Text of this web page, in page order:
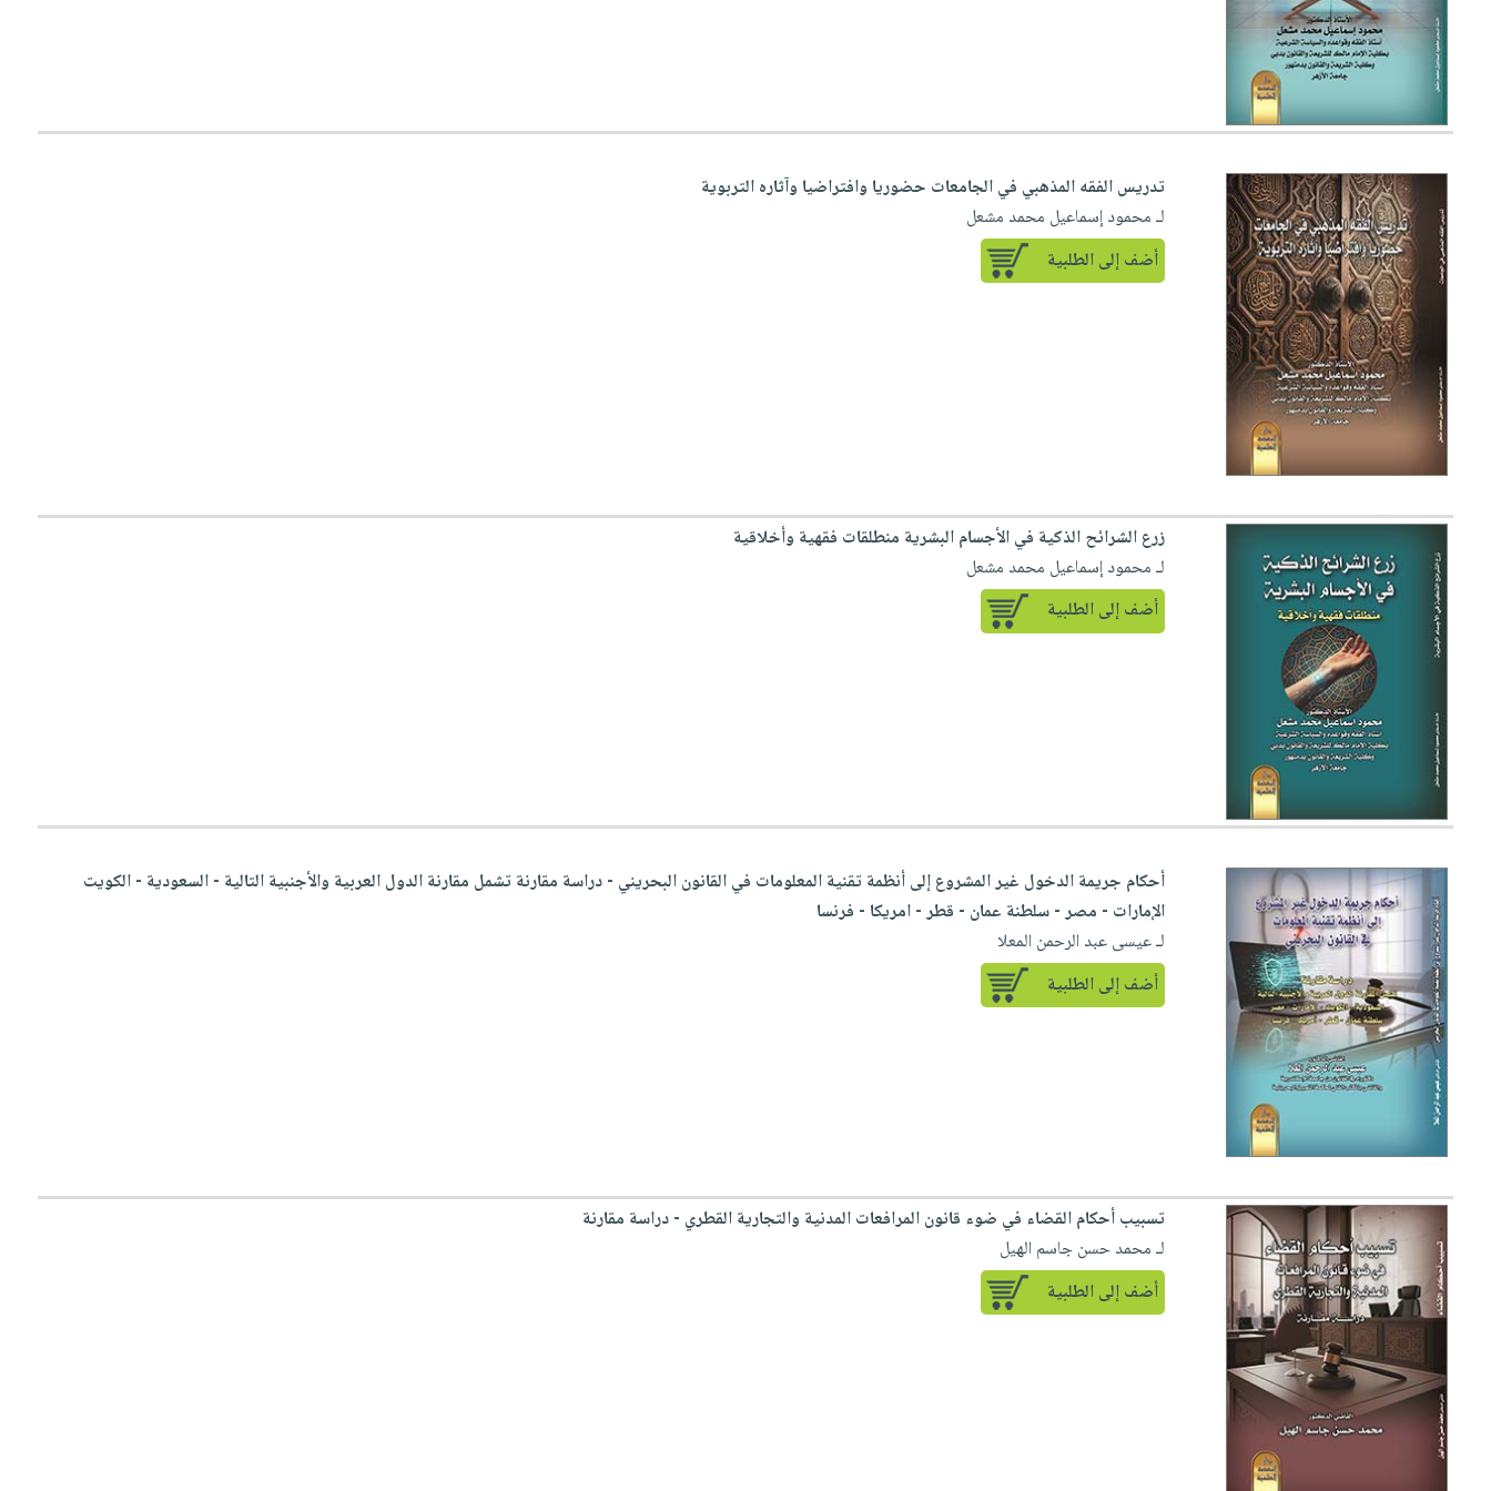
تدريس الفقه المذهبي في الجامعات حضوريا وافتراضيا وآثاره التربوية
لـ محمود إسماعيل محمد مشعل
أضف إلى الطلبية
زرع الشرائح الذكية في الأجسام البشرية منطلقات فقهية وأخلاقية
لـ محمود إسماعيل محمد مشعل
أضف إلى الطلبية
أحكام جريمة الدخول غير المشروع إلى أنظمة تقنية المعلومات في القانون البحريني - دراسة مقارنة تشمل مقارنة الدول العربية والأجنبية التالية - السعودية - الكويت
الإمارات - مصر - سلطنة عمان - قطر - امريكا - فرنسا
لـ عيسى عبد الرحمن المعلا
أضف إلى الطلبية
تسبيب أحكام القضاء في ضوء قانون المرافعات المدنية والتجارية القطري - دراسة مقارنة
لـ محمد حسن جاسم الهيل
أضف إلى الطلبية